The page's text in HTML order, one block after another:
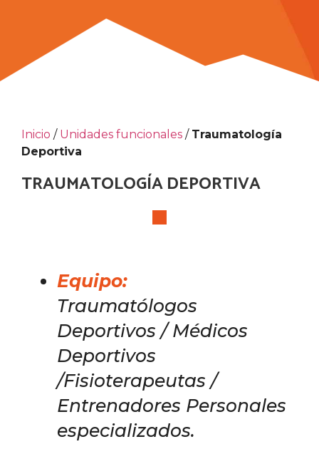
Inicio / Unidades funcionales / Traumatología
Deportiva
TRAUMATOLOGÍA DEPORTIVA
Equipo:
Traumatólogos
Deportivos / Médicos
Deportivos
/Fisioterapeutas /
Entrenadores Personales
especializados.